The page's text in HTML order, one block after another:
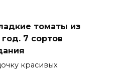
томаты из
7 сортов
красивых